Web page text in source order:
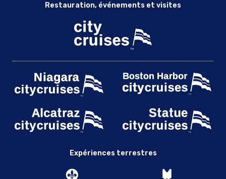
Restauration, événements et visites
Expériences terrestres